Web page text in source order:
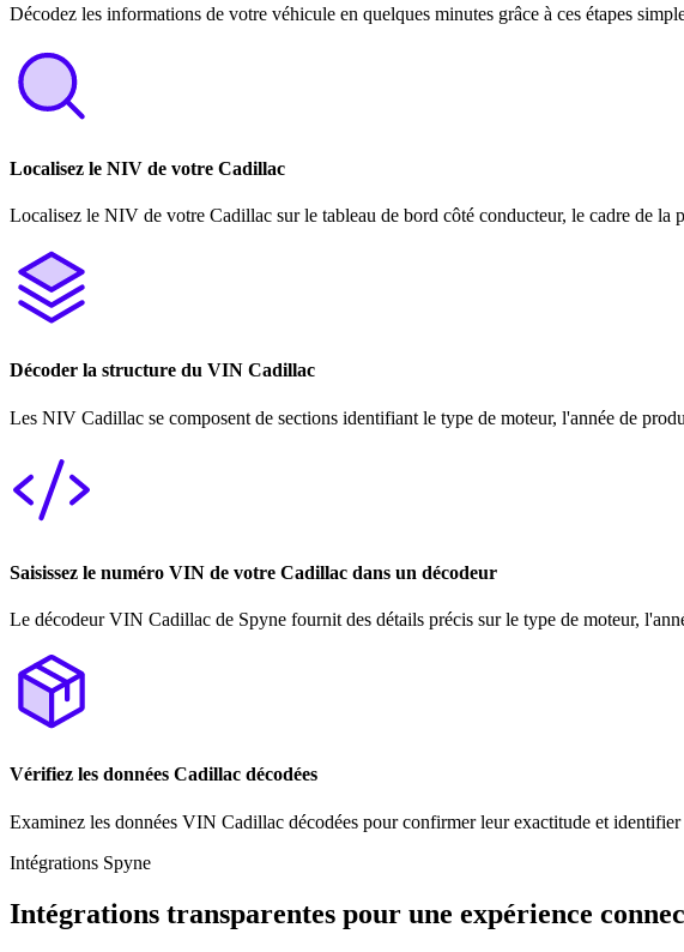
Décodez les informations de votre véhicule en quelques minutes grâce à ces étapes
Localisez le NIV de votre Cadillac
Localisez le NIV de votre Cadillac sur le tableau de bord côté conducteur, le cadre de la
Décoder la structure du VIN Cadillac
Les NIV Cadillac se composent de sections identifiant le type de moteur, l'année de
Saisissez le numéro VIN de votre Cadillac dans un décodeur
Le décodeur VIN Cadillac de Spyne fournit des détails précis sur le type de moteur,
Vérifiez les données Cadillac décodées
Examinez les données VIN Cadillac décodées pour confirmer leur exactitude et identifier
Intégrations Spyne
Intégrations transparentes pour une expérience